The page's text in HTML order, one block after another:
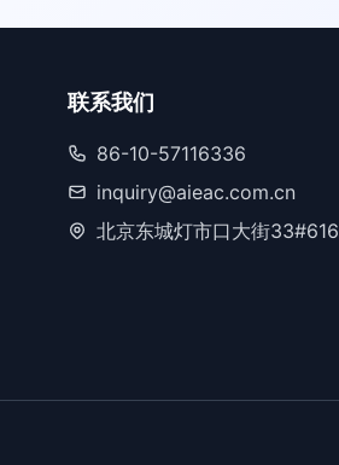
联系我们
86-10-57116336
inquiry@aieac.com.cn
北京东城灯市口大街33#616